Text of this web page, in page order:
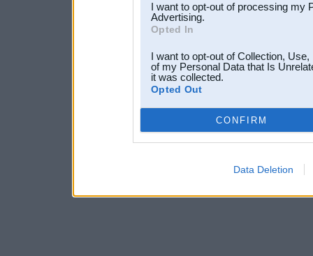
I want to opt-out of processing my
Advertising.
Opted In
I want to opt-out of Collection,
of my Personal Data that Is
it was collected.
Opted Out
CONFIRM
Data Deletion